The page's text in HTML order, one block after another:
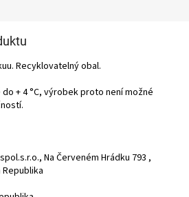
Recyklovatelný obal.
+ 4 °C, výrobek proto není možné
Na Červeném Hrádku 793 ,
Republika